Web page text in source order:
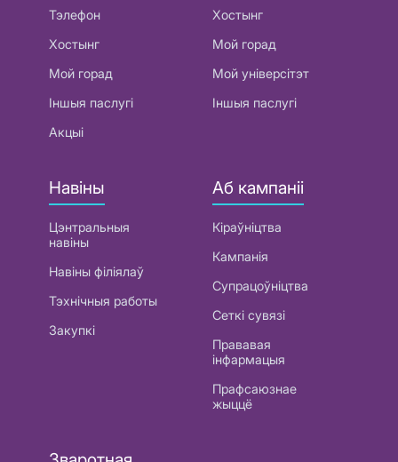
Тэлефон
Хостынг
Мой горад
Іншыя паслугі
Акцыі
Хостынг
Мой горад
Мой універсітэт
Іншыя паслугі
Навіны
Цэнтральныя
навіны
Навіны філіялаў
Тэхнічныя работы
Закупкі
Аб кампаніі
Кіраўніцтва
Кампанія
Супрацоўніцтва
Сеткі сувязі
Прававая
інфармацыя
Прафсаюзнае
жыццё